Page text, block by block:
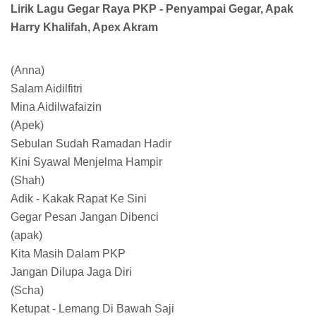
Lirik Lagu Gegar Raya PKP - Penyampai Gegar, Apak
Harry Khalifah, Apex Akram
(Anna)
Salam Aidilfitri
Mina Aidilwafaizin
(Apek)
Sebulan Sudah Ramadan Hadir
Kini Syawal Menjelma Hampir
(Shah)
Adik - Kakak Rapat Ke Sini
Gegar Pesan Jangan Dibenci
(apak)
Kita Masih Dalam PKP
Jangan Dilupa Jaga Diri
(Scha)
Ketupat - Lemang Di Bawah Saji